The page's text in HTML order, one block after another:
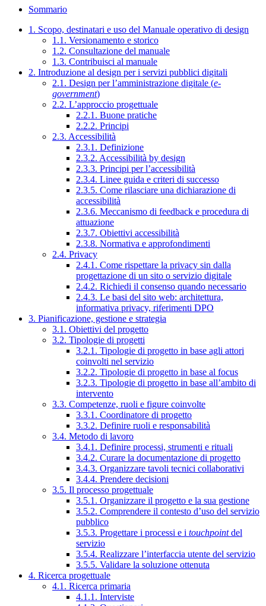
Sommario
1. Scopo, destinatari e uso del Manuale operativo di design
1.1. Versionamento e storico
1.2. Consultazione del manuale
1.3. Contribuisci al manuale
2. Introduzione al design per i servizi pubblici digitali
2.1. Design per l’amministrazione digitale (e-
government)
2.2. L’approccio progettuale
2.2.1. Buone pratiche
2.2.2. Principi
2.3. Accessibilità
2.3.1. Definizione
2.3.2. Accessibilità by design
2.3.3. Principi per l’accessibilità
2.3.4. Linee guida e criteri di successo
2.3.5. Come rilasciare una dichiarazione di
accessibilità
2.3.6. Meccanismo di feedback e procedura di
attuazione
2.3.7. Obiettivi accessibilità
2.3.8. Normativa e approfondimenti
2.4. Privacy
2.4.1. Come rispettare la privacy sin dalla
progettazione di un sito o servizio digitale
2.4.2. Richiedi il consenso quando necessario
2.4.3. Le basi del sito web: architettura,
informativa privacy, riferimenti DPO
3. Pianificazione, gestione e strategia
3.1. Obiettivi del progetto
3.2. Tipologie di progetti
3.2.1. Tipologie di progetto in base agli attori
coinvolti nel servizio
3.2.2. Tipologie di progetto in base al focus
3.2.3. Tipologie di progetto in base all’ambito di
intervento
3.3. Competenze, ruoli e figure coinvolte
3.3.1. Coordinatore di progetto
3.3.2. Definire ruoli e responsabilità
3.4. Metodo di lavoro
3.4.1. Definire processi, strumenti e rituali
3.4.2. Curare la documentazione di progetto
3.4.3. Organizzare tavoli tecnici collaborativi
3.4.4. Prendere decisioni
3.5. Il processo progettuale
3.5.1. Organizzare il progetto e la sua gestione
3.5.2. Comprendere il contesto d’uso del servizio
pubblico
3.5.3. Progettare i processi e i touchpointdel
servizio
3.5.4. Realizzare l’interfaccia utente del servizio
3.5.5. Validare la soluzione ottenuta
4. Ricerca progettuale
4.1. Ricerca primaria
4.1.1. Interviste